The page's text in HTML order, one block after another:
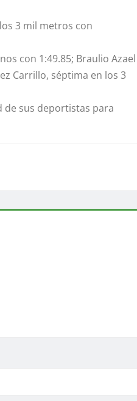
3 mil metros con
con 1:49.85; Braulio Azael
Carrillo, séptima en los 3
de sus deportistas para